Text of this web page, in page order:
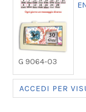
G 9064-03
ACCEDI PER